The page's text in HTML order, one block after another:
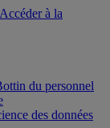
Accéder à la
du personnel
des données